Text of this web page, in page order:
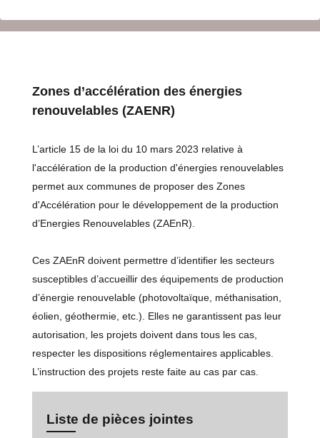
Zones d’accélération des énergies
renouvelables (ZAENR)
L’article 15 de la loi du 10 mars 2023 relative à
l'accélération de la production d'énergies renouvelables
permet aux communes de proposer des Zones
d'Accélération pour le développement de la production
d’Energies Renouvelables (ZAEnR).
Ces ZAEnR doivent permettre d’identifier les secteurs
susceptibles d’accueillir des équipements de production
d’énergie renouvelable (photovoltaïque, méthanisation,
éolien, géothermie, etc.). Elles ne garantissent pas leur
autorisation, les projets doivent dans tous les cas,
respecter les dispositions réglementaires applicables.
L’instruction des projets reste faite au cas par cas.
Liste de pièces jointes